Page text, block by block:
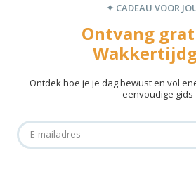
Mijn naam, e-mail en site opslaan in
volgende keer wanneer ik een reactie
✦ SCHRIJF JE IN VOOR DE
✦ CADEAU VOOR
Ontvang
Ontdek hoe je je dag bewust en vol
eenvoudige gids